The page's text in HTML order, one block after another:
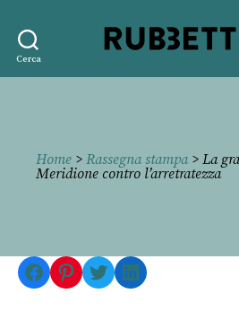
Cerca
Home > Rassegna stampa> La
Meridione contro l’arretratezza
Facebook
Pinterest
TwitterLinkedIn